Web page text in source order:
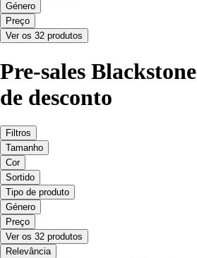
Género
Preço
Ver os 32 produtos
Pre-sales
de desconto
Filtros
Tamanho
Cor
Sortido
Tipo de produto
Género
Preço
Ver os 32 produtos
Relevância